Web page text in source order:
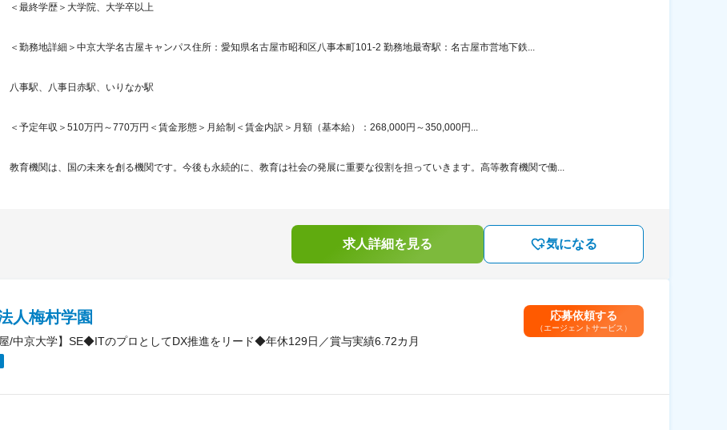
＜最終学歴＞大学院、大学卒以上
＜勤務地詳細＞中京大学名古屋キャンパス住所：愛知県名古屋市昭和区八事本町101-2 勤務地最寄駅：名古屋市営地下鉄...
八事駅、八事日赤駅、いりなか駅
＜予定年収＞510万円～770万円＜賃金形態＞月給制＜賃金内訳＞月額（基本給）：268,000円～350,000円...
教育機関は、国の未来を創る機関です。今後も永続的に、教育は社会の発展に重要な役割を担っていきます。高等教育機関で働...
求人詳細を見る 気になる
人梅村学園
屋/中京大学】SE◆ITのプロとしてDX推進をリード◆年休129日／賞与実績6.72カ月
応募依頼する
（エージェントサービス）